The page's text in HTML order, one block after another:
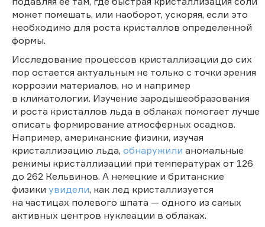
может помешать, или наоборот, ускоряя, если это
необходимо для роста кристаллов определенной
формы.
Исследование процессов кристаллизации до сих
пор остается актуальным не только с точки зрения
коррозии материалов, но и например
в климатологии. Изучение зародышеобразования
и роста кристаллов льда в облаках помогает лучше
описать формирование атмосферных осадков.
Например, американские физики, изучая
кристаллизацию льда, обнаружили аномальные
режимы кристаллизации при температурах от 126
до 262 Кельвинов. А немецкие и британские
физики увидели, как лед кристаллизуется
на частицах полевого шпата — одного из самых
активных центров нуклеации в облаках.